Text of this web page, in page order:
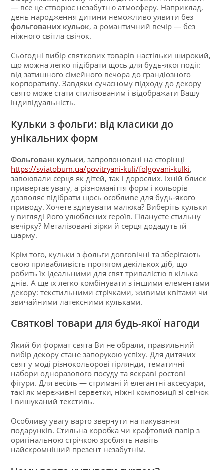
— все це створює незабутню атмосферу. Наприклад,
день народження дитини неможливо уявити без
фольгованих кульок, а романтичний вечір — без
ніжного світла свічок.
Сьогодні вибір святкових товарів настільки широкий,
що можна легко підібрати щось для будь-якої події:
від затишного сімейного вечора до грандіозного
корпоративу. Завдяки сучасному підходу до декору
свято може стати стилізованим і відображати Вашу
індивідуальність.
Кульки з фольги: від класики до
унікальних форм
Фольговані кульки, запропоновані на сторінці
https://sviatobum.ua/povitryani-kuli/folgovani-kulki,
завоювали серця як дітей, так і дорослих. Їхній блиск
привертає увагу, а різноманіття форм і кольорів
дозволяє підібрати щось особливе для будь-якого
приводу. Хочете здивувати малюка? Виберіть кульки
у вигляді його улюблених героїв. Плануєте стильну
вечірку? Металізовані зірки й серця додадуть їй
шарму.
Крім того, кульки з фольги довговічні та зберігають
свою привабливість протягом декількох діб, що
робить їх ідеальними для свят тривалістю в кілька
днів. А ще їх легко комбінувати з іншими елементами
декору: текстильними стрічками, живими квітами чи
звичайними латексними кульками.
Святкові товари для будь-якої нагоди
Який би формат свята Ви не обрали, правильний
вибір декору стане запорукою успіху. Для дитячих
свят у моді різнокольорові гірлянди, тематичні
набори одноразового посуду та яскраві ростові
фігури. Для весіль — стримані й елегантні аксесуари,
такі як мереживні серветки, ніжні композиції зі свічок
і вишуканий текстиль.
Особливу увагу варто звернути на пакування
подарунків. Стильна коробка чи крафтовий папір з
оригінальною стрічкою зроблять навіть
найскромніший презент незабутнім.